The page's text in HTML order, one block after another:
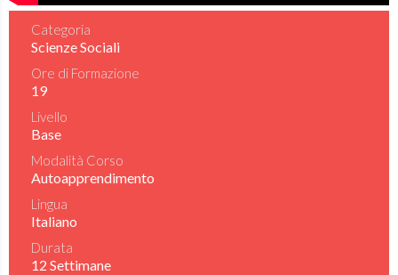
Categoria
Scienze Sociali
Ore di Formazione
19
Livello
Base
Modalità Corso
Autoapprendimento
Lingua
Italiano
Durata
12 Settimane